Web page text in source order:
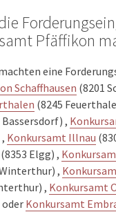
Pfäffikon
eine
Schaffhausen (8201
(8245
Bassersdorf) ,
Konkursamt Illnau
(8353 Elgg) ,
,
, Konkursamt
Konkursamt